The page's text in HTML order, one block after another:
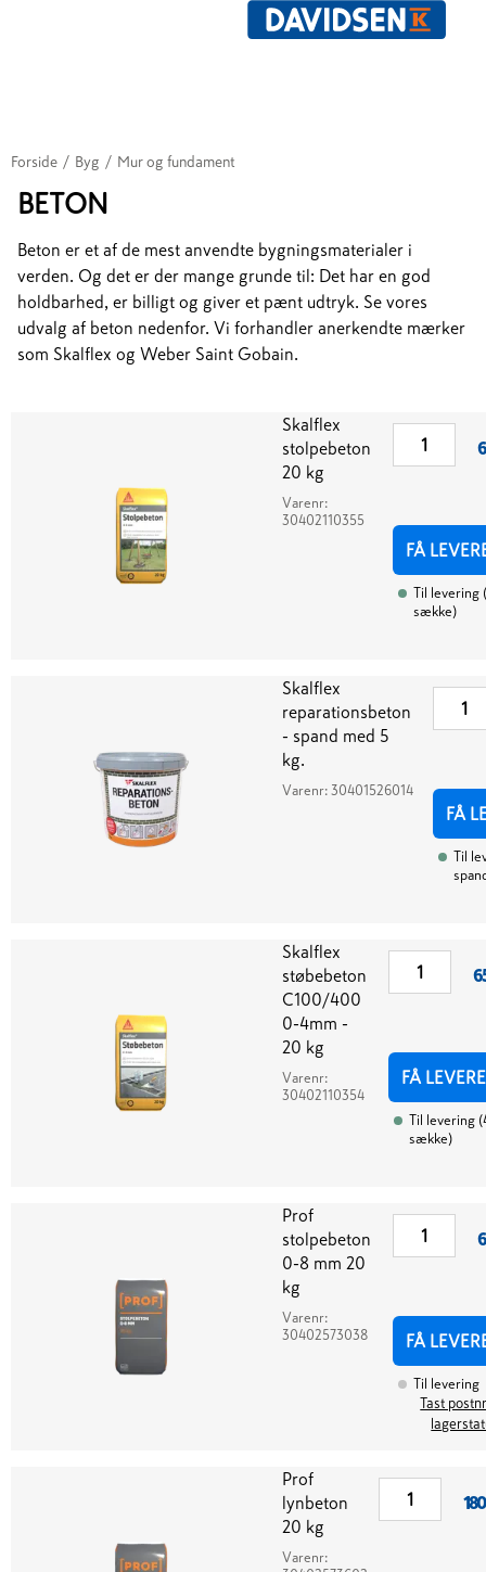
Forside / Byg / Mur og fundament
BETON
Beton er et af de mest anvendte bygningsmaterialer i
verden. Og det er der mange grunde til: Det har en god
holdbarhed, er billigt og giver et pænt udtryk. Se vores
udvalg af beton nedenfor. Vi forhandler anerkendte mærker
som Skalflex og Weber Saint Gobain.
Skalflex
stolpebeton
20 kg
Varenr:
30402110355
FÅ
Til levering (
sække)
Skalflex
reparationsbeton
- spand med 5
kg.
Varenr: 30401526014
FÅ
Til
Skalflex
støbebeton
C100/400
0-4mm -
20 kg
Varenr:
30402110354
FÅ
Til levering (
sække)
Prof
stolpebeton
0-8 mm 20
kg
Varenr:
30402573038
FÅ
Til levering
Tast
Prof
lynbeton
20 kg
Varenr: